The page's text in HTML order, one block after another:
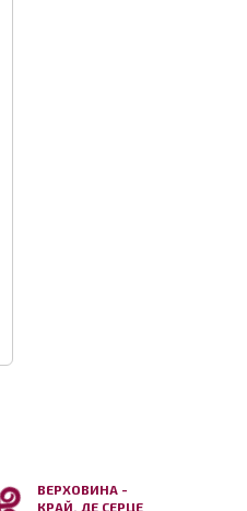
ВЕРХОВИНА -
КРАЙ, ДЕ СЕРЦЕ